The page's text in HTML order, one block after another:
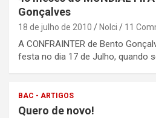
Gonçalves
18 de julho de 2010 Nolci 11
A CONFRAINTER de Bento
festa no dia 17 de Julho, quando
BAC - ARTIGOS
Quero de novo!